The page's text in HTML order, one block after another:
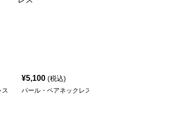
ス
¥5,100 (税込)
パール・ペアネックレス